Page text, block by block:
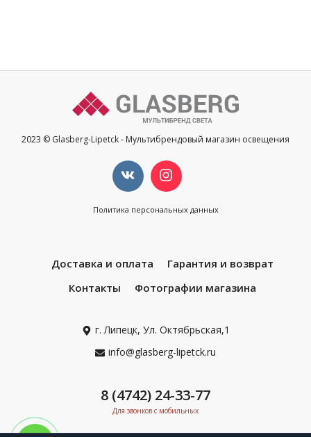
2023 © Glasberg-Lipetck - Мультибрендовый магазин освещения
Политика персональных данных
Доставка и оплата
Гарантия и возврат
Контакты
Фотографии магазина
г. Липецк, Ул. Октябрьская,1
info@glasberg-lipetck.ru
8 (4742) 24-33-77
Для звонков с мобильных